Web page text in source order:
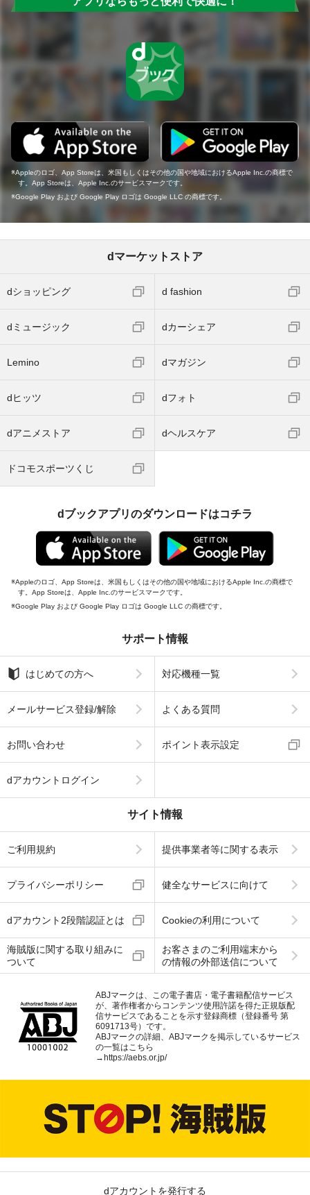
Appleのロゴ、App Storeは、米国もしくはその他の国や地域におけるApple Inc.の商標で
す。App Storeは、Apple Inc.のサービスマークです。
Google Play および Google Play ロゴは Google LLC の商標です。
dマーケットストア
dショッピング d fashion
dミュージック dカーシェア
Lemino dマガジン
dヒッツ dフォト
dアニメストア dヘルスケア
ドコモスポーツくじ
dブックアプリのダウンロードはコチラ
Appleのロゴ、App Storeは、米国もしくはその他の国や地域におけるApple Inc.の商標で
す。App Storeは、Apple Inc.のサービスマークです。
Google Play および Google Play ロゴは Google LLC の商標です。
サポート情報
はじめての方へ 対応機種一覧
メールサービス登録/解除 よくある質問
お問い合わせ ポイント表示設定
dアカウントログイン
サイト情報
ご利用規約 提供事業者等に関する表示
プライバシーポリシー 健全なサービスに向けて
dアカウント2段階認証とは Cookieの利用について
海賊版に関する取り組みに
ついて
お客さまのご利用端末から
の情報の外部送信について
ABJマークは、この電子書店・電子書籍配信サービス
が、著作権者からコンテンツ使用許諾を得た正規版配
信サービスであることを示す登録商標（登録番号 第
6091713号）です。
ABJマークの詳細、ABJマークを掲示しているサービス
の一覧はこちら
→https://aebs.or.jp/
dアカウントを発行する